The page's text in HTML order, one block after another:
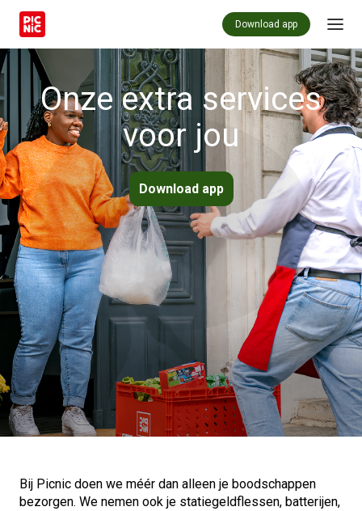
Download app
Onze extra services
voor jou
Download app
Bij Picnic doen we méér dan alleen je boodschappen
bezorgen. We nemen ook je statiegeldflessen, batterijen,